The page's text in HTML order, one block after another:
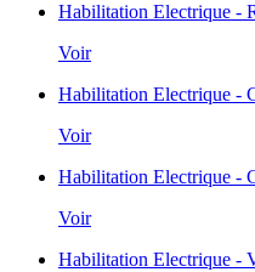
Habilitation Electrique -
Voir
Habilitation Electrique -
Voir
Habilitation Electrique -
Voir
Habilitation Electrique -